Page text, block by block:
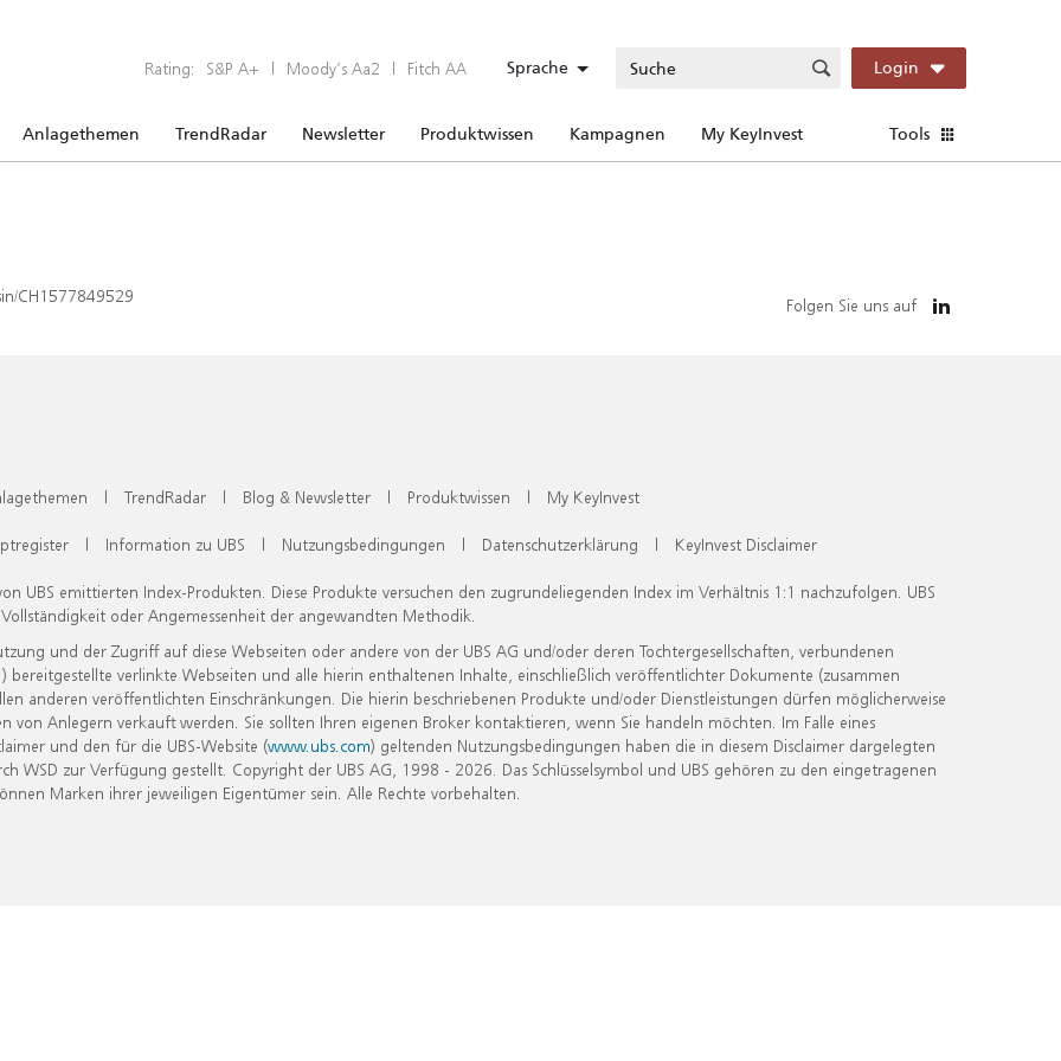
Rating: S&P A+ | Moody’s Aa2 | Fitch AA Sprache Login
Anlagethemen TrendRadar Newsletter Produktwissen Kampagnen My KeyInvest Tools
CH1577849529 Folgen Sie uns auf
| TrendRadar | Blog & Newsletter | Produktwissen | My KeyInvest
| Information zu UBS | Nutzungsbedingungen | Datenschutzerklärung | KeyInvest Disclaimer
UBS emittierten Index-Produkten. Diese Produkte versuchen den zugrundeliegenden Index im Verhältnis 1:1 nachzufolgen. UBS
oder Angemessenheit der angewandten Methodik.
und der Zugriff auf diese Webseiten oder andere von der UBS AG und/oder deren Tochtergesellschaften, verbundenen
verlinkte Webseiten und alle hierin enthaltenen Inhalte, einschließlich veröffentlichter Dokumente (zusammen
anderen veröffentlichten Einschränkungen. Die hierin beschriebenen Produkte und/oder Dienstleistungen dürfen möglicherweise
Anlegern verkauft werden. Sie sollten Ihren eigenen Broker kontaktieren, wenn Sie handeln möchten. Im Falle eines
und den für die UBS-Website (www.ubs.com) geltenden Nutzungsbedingungen haben die in diesem Disclaimer dargelegten
zur Verfügung gestellt. Copyright der UBS AG, 1998 - 2026. Das Schlüsselsymbol und UBS gehören zu den eingetragenen
Marken ihrer jeweiligen Eigentümer sein. Alle Rechte vorbehalten.